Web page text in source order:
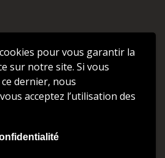
pour vous garantir la
sur notre site. Si vous
dernier, nous
acceptez l’utilisation des
Marléa
Quimerch